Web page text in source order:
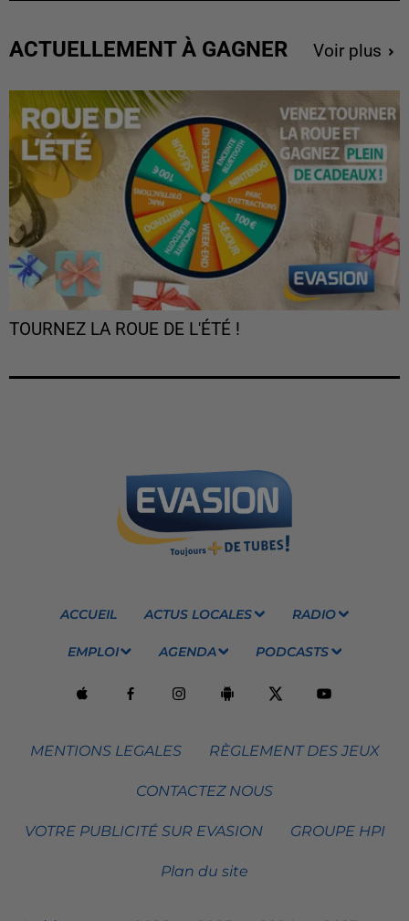
ACTUELLEMENT À GAGNER Voir plus
TOURNEZ LA ROUE DE L'ÉTÉ !
ACCUEIL ACTUS LOCALES RADIO
EMPLOI AGENDA PODCASTS
MENTIONS LEGALES RÈGLEMENT DES JEUX
CONTACTEZ NOUS
VOTRE PUBLICITÉ SUR EVASION GROUPE HPI
Plan du site